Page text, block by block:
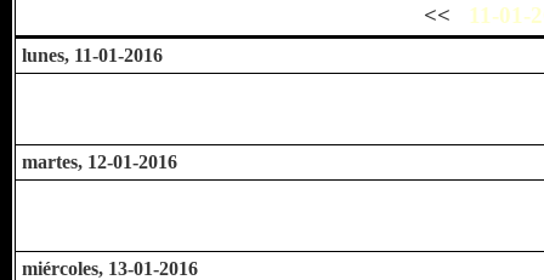
<< 11-01-
lunes, 11-01-2016
martes, 12-01-2016
miércoles, 13-01-2016